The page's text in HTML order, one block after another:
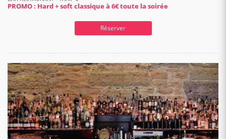
PROMO : Hard + soft classique à 6€ toute la soirée
Réserver